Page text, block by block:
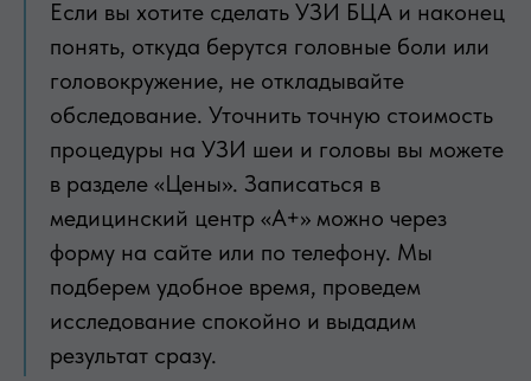
Если вы хотите сделать УЗИ БЦА и наконец
понять, откуда берутся головные боли или
головокружение, не откладывайте
обследование. Уточнить точную стоимость
процедуры на УЗИ шеи и головы вы можете
в разделе «Цены». Записаться в
медицинский центр «А+» можно через
форму на сайте или по телефону. Мы
подберем удобное время, проведем
исследование спокойно и выдадим
результат сразу.